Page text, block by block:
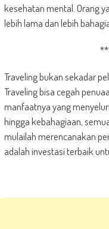
kesehatan mental. Orang
lebih lama dan lebih
Traveling bukan sekadar
Traveling bisa cegah
manfaatnya yang
hingga kebahagiaan,
mulailah merencanakan
adalah investasi terbaik